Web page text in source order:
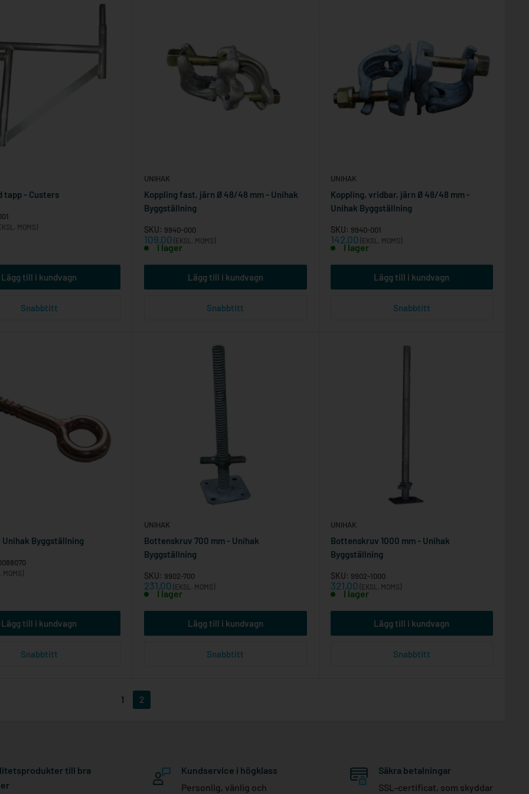
tapp - Custers
MOMS)
Lägg till i kundvagn
Snabbtitt
UNIHAK
Koppling fast, järn Ø 48/48 mm - Unihak
Byggställning
SKU: 9940-000
Reapris
109,00 (EKSL. MOMS)
I lager
Lägg till i kundvagn
Snabbtitt
UNIHAK
Koppling, vridbar, järn Ø 48/48 mm -
Unihak Byggställning
SKU: 9940-001
Reapris
142,00 (EKSL. MOMS)
I lager
Lägg till i kundvagn
Snabbtitt
Unihak Byggställning
MOMS)
Lägg till i kundvagn
Snabbtitt
UNIHAK
Bottenskruv 700 mm - Unihak
Byggställning
SKU: 9902-700
Reapris
231,00 (EKSL. MOMS)
I lager
Lägg till i kundvagn
Snabbtitt
UNIHAK
Bottenskruv 1000 mm - Unihak
Byggställning
SKU: 9902-1000
Reapris
321,00 (EKSL. MOMS)
I lager
Lägg till i kundvagn
Snabbtitt
1 2
till bra
Kundservice i högklass
Personlig, vänlig och
Säkra betalningar
SSL-certificat, som skyddar